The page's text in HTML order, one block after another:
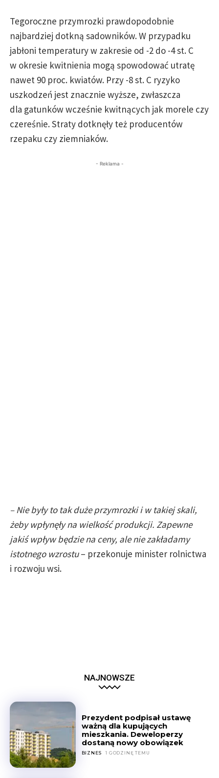
Tegoroczne przymrozki prawdopodobnie
najbardziej dotkną sadowników. W przypadku
jabłoni temperatury w zakresie od -2 do -4 st. C
w okresie kwitnienia mogą spowodować utratę
nawet 90 proc. kwiatów. Przy -8 st. C ryzyko
uszkodzeń jest znacznie wyższe, zwłaszcza
dla gatunków wcześnie kwitnących jak morele czy
czereśnie. Straty dotknęły też producentów
rzepaku czy ziemniaków.
- Reklama -
– Nie były to tak duże przymrozki i w takiej skali,
żeby wpłynęły na wielkość produkcji. Zapewne
jakiś wpływ będzie na ceny, ale nie zakładamy
istotnego wzrostu– przekonuje minister rolnictwa
i rozwoju wsi.
NAJNOWSZE
Prezydent podpisał ustawę
ważną dla kupujących
mieszkania. Deweloperzy
dostaną nowy obowiązek
BIZNES 1 GODZINĘ TEMU